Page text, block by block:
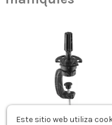
Este sitio web utiliza